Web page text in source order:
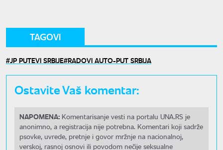
TAGOVI
JP PUTEVI SRBIJE RADOVI AUTO-PUT SRBIJA
Ostavite Vaš komentar:
NAPOMENA: Komentarisanje vesti na portalu UNA.RS je
anonimno, a registracija nije potrebna. Komentari koji sadrže
psovke, uvrede, pretnje i govor mržnje na nacionalnoj,
verskoj, rasnoj osnovi ili povodom nečije seksualne